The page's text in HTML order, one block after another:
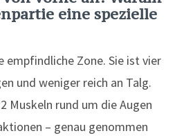
eine spezielle
empfindliche Zone. Sie ist vier
und weniger reich an Talg.
Muskeln rund um die Augen
– genau genommen